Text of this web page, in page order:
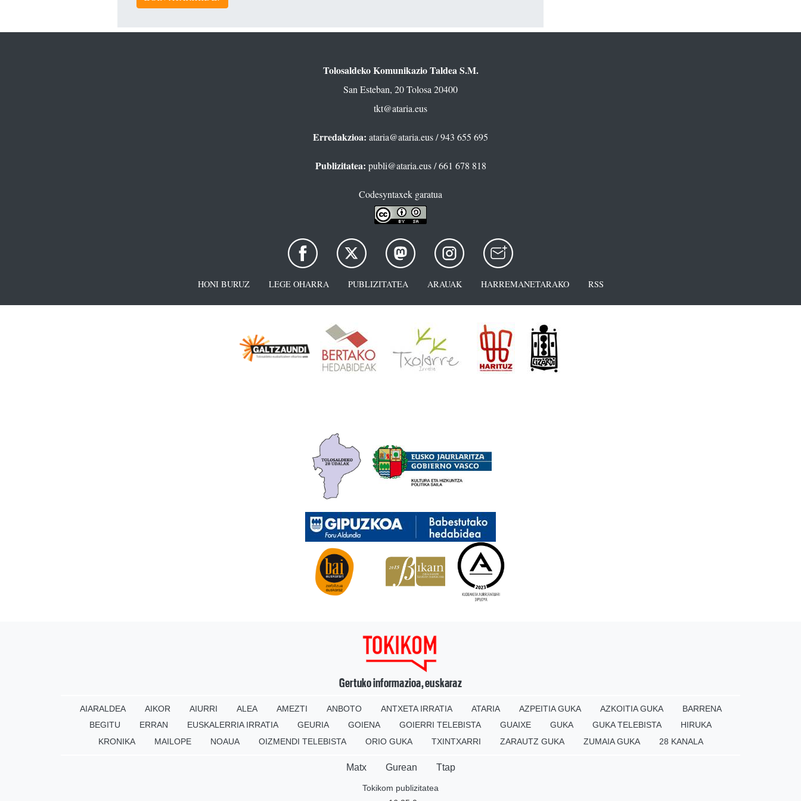
Tolosaldeko Komunikazio Taldea S.M.
San Esteban, 20 Tolosa 20400
tkt@ataria.eus
Erredakzioa: ataria@ataria.eus/ 943 655 695
Publizitatea: publi@ataria.eus/ 661 678 818
Codesyntaxek garatua
HONI BURUZ LEGE OHARRA PUBLIZITATEA ARAUAK HARREMANETARAKO RSS
Gertuko informazioa, euskaraz
AIARALDEA AIKOR AIURRI ALEA AMEZTI ANBOTO ANTXETA IRRATIA ATARIA AZPEITIA GUKA AZKOITIA GUKA
BARRENA
BEGITU
ERRAN EUSKALERRIA IRRATIA GEURIA GOIENA GOIERRI TELEBISTA GUAIXE GUKA GUKA TELEBISTA
HIRUKA
KRONIKA
MAILOPE NOAUA OIZMENDI TELEBISTA ORIO GUKA TXINTXARRI ZARAUTZ GUKA ZUMAIA GUKA 28 KANALA
Matx Gurean Ttap
Tokikom publizitatea